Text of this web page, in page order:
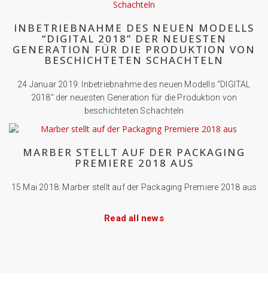
INBETRIEBNAHME DES NEUEN MODELLS
“DIGITAL 2018” DER NEUESTEN
GENERATION FÜR DIE PRODUKTION VON
BESCHICHTETEN SCHACHTELN
24 Januar 2019: Inbetriebnahme des neuen Modells “DIGITAL
2018” der neuesten Generation für die Produktion von
beschichteten Schachteln
MARBER STELLT AUF DER PACKAGING
PREMIERE 2018 AUS
15 Mai 2018: Marber stellt auf der Packaging Premiere 2018 aus
Read all news